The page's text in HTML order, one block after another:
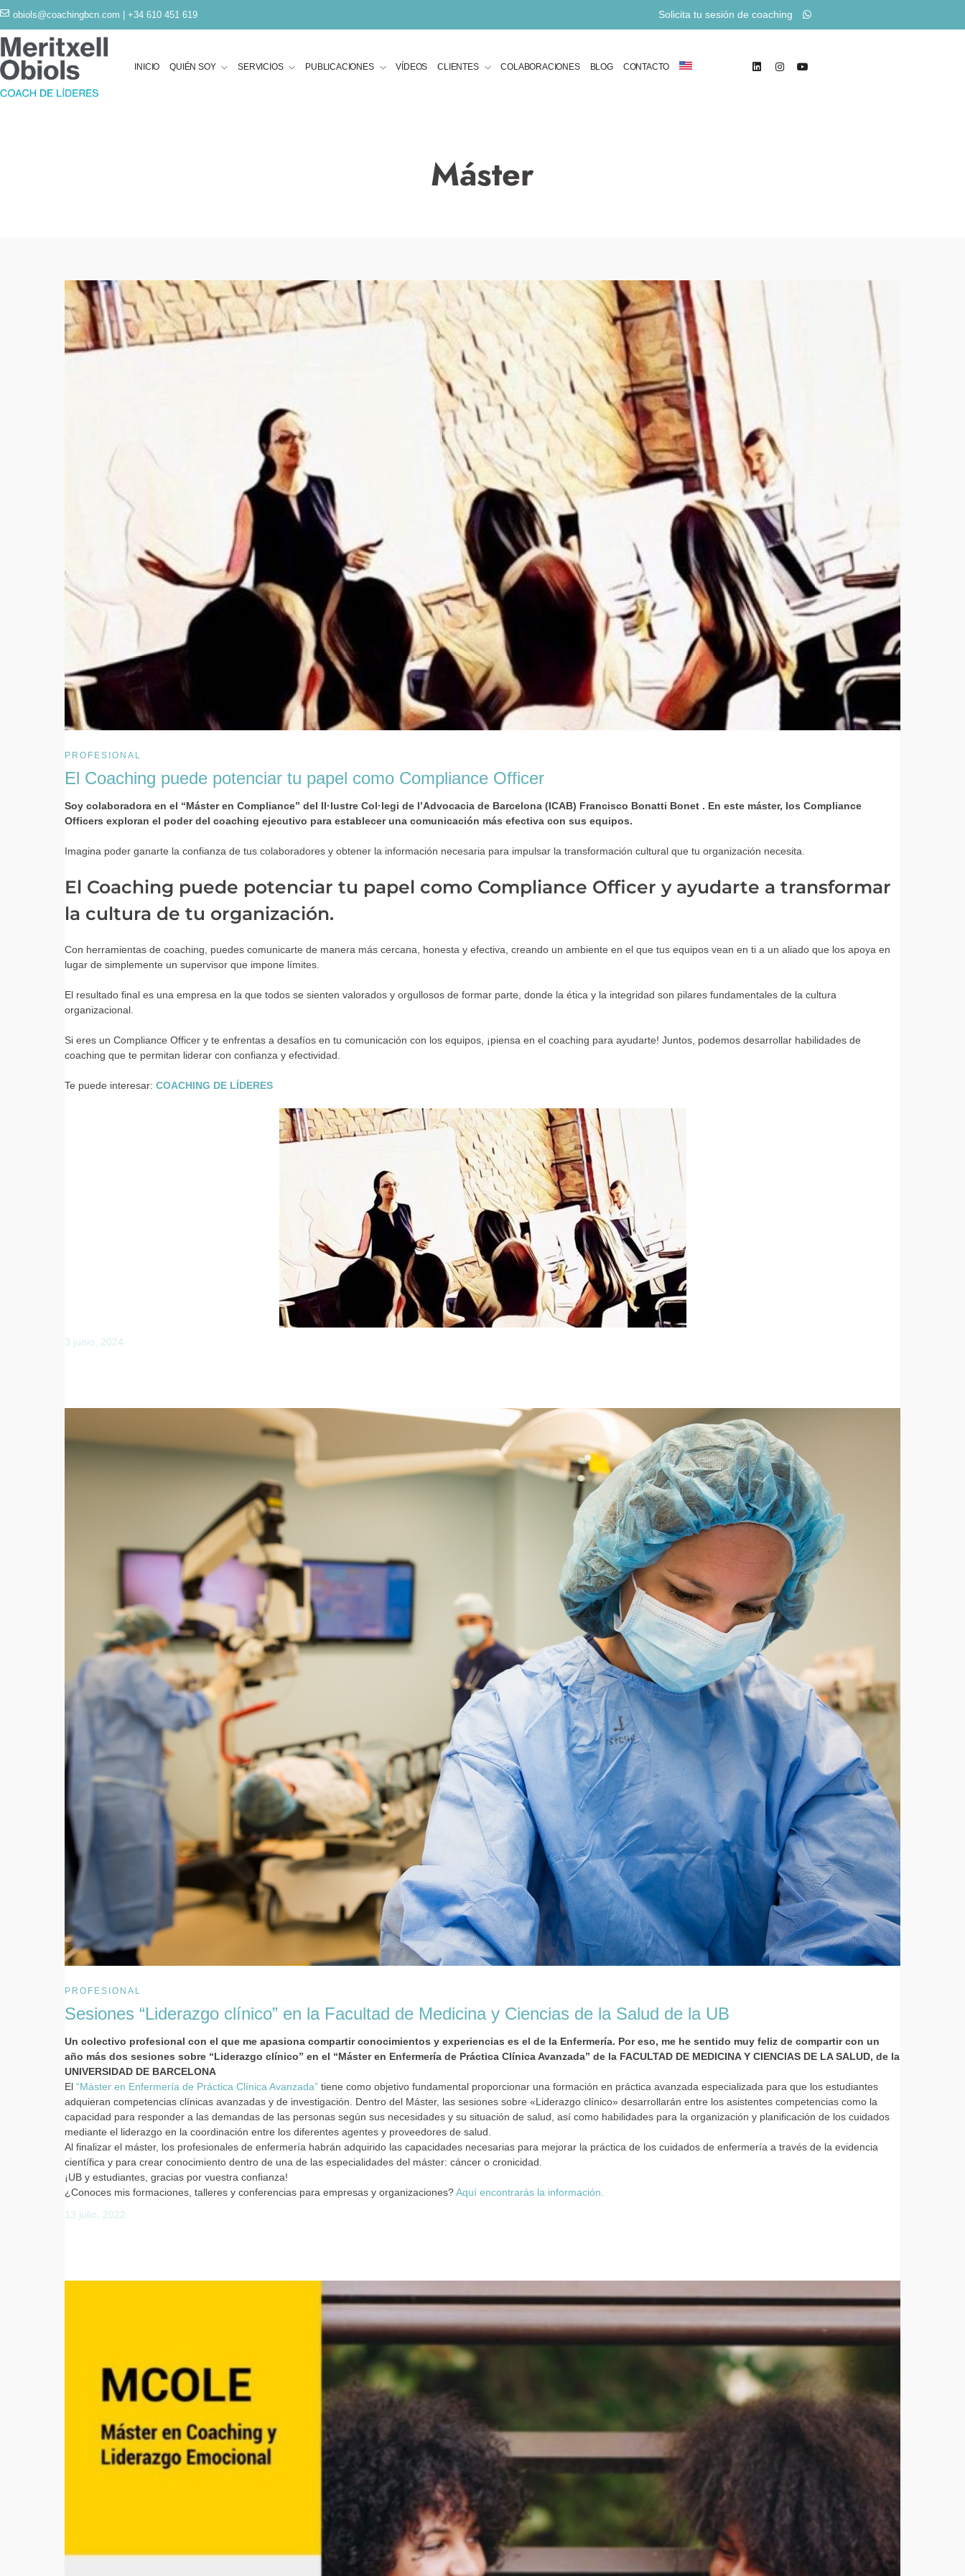
obiols@coachingbcn.com | +34 610 451 619 Solicita tu sesión de coaching
INICIO QUIÉN SOY SERVICIOS PUBLICACIONES VÍDEOS CLIENTES COLABORACIONES BLOG CONTACTO
Máster
PROFESIONAL
El Coaching puede potenciar tu papel como Compliance Officer
Soy colaboradora en el “Máster en Compliance” del Il·lustre Col·legi de l’Advocacia de Barcelona (ICAB) Francisco Bonatti Bonet . En este máster, los Compliance
Officers exploran el poder del coaching ejecutivo para establecer una comunicación más efectiva con sus equipos.
Imagina poder ganarte la confianza de tus colaboradores y obtener la información necesaria para impulsar la transformación cultural que tu organización necesita.
El Coaching puede potenciar tu papel como Compliance Officer y ayudarte a transformar
la cultura de tu organización.
Con herramientas de coaching, puedes comunicarte de manera más cercana, honesta y efectiva, creando un ambiente en el que tus equipos vean en ti a un aliado que los apoya en
lugar de simplemente un supervisor que impone límites.
El resultado final es una empresa en la que todos se sienten valorados y orgullosos de formar parte, donde la ética y la integridad son pilares fundamentales de la cultura
organizacional.
Si eres un Compliance Officer y te enfrentas a desafíos en tu comunicación con los equipos, ¡piensa en el coaching para ayudarte! Juntos, podemos desarrollar habilidades de
coaching que te permitan liderar con confianza y efectividad.
Te puede interesar: COACHING DE LÍDERES
3 junio, 2024
PROFESIONAL
Sesiones “Liderazgo clínico” en la Facultad de Medicina y Ciencias de la Salud de la UB
Un colectivo profesional con el que me apasiona compartir conocimientos y experiencias es el de la Enfermería. Por eso, me he sentido muy feliz de compartir con un
año más dos sesiones sobre “Liderazgo clínico” en el “Máster en Enfermería de Práctica Clínica Avanzada” de la FACULTAD DE MEDICINA Y CIENCIAS DE LA SALUD, de la
UNIVERSIDAD DE BARCELONA
El “Máster en Enfermería de Práctica Clínica Avanzada” tiene como objetivo fundamental proporcionar una formación en práctica avanzada especializada para que los estudiantes
adquieran competencias clínicas avanzadas y de investigación. Dentro del Máster, las sesiones sobre «Liderazgo clínico» desarrollarán entre los asistentes competencias como la
capacidad para responder a las demandas de las personas según sus necesidades y su situación de salud, así como habilidades para la organización y planificación de los cuidados
mediante el liderazgo en la coordinación entre los diferentes agentes y proveedores de salud.
Al finalizar el máster, los profesionales de enfermería habrán adquirido las capacidades necesarias para mejorar la práctica de los cuidados de enfermería a través de la evidencia
científica y para crear conocimiento dentro de una de las especialidades del máster: cáncer o cronicidad.
¡UB y estudiantes, gracias por vuestra confianza!
¿Conoces mis formaciones, talleres y conferencias para empresas y organizaciones?Aquí encontrarás la información.
13 julio, 2022